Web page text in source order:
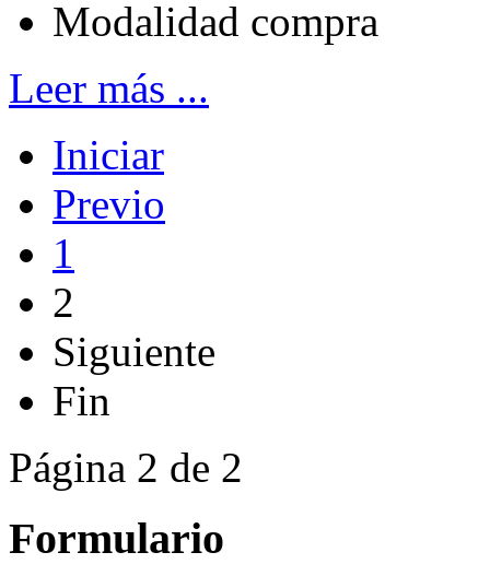
Modalidad compra
Leer más ...
Iniciar
Previo
1
2
Siguiente
Fin
Página 2 de 2
Formulario